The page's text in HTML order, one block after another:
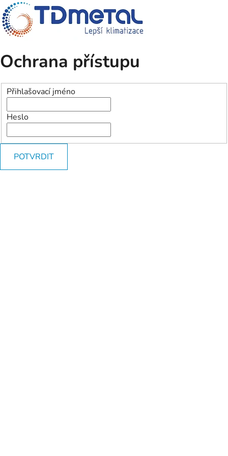
Ochrana přístupu
Přihlašovací jméno
Heslo
POTVRDIT